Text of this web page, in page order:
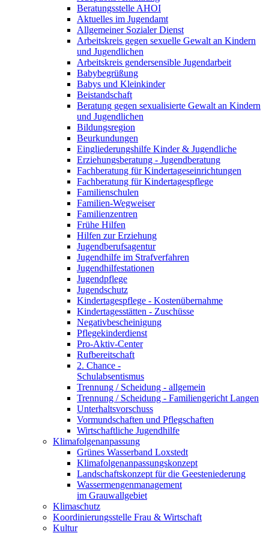
Beratungsstelle AHOI
Aktuelles im Jugendamt
Allgemeiner Sozialer Dienst
Arbeitskreis gegen sexuelle Gewalt an Kindern
und Jugendlichen
Arbeitskreis gendersensible Jugendarbeit
Babybegrüßung
Babys und Kleinkinder
Beistandschaft
Beratung gegen sexualisierte Gewalt an Kindern
und Jugendlichen
Bildungsregion
Beurkundungen
Eingliederungshilfe Kinder & Jugendliche
Erziehungsberatung - Jugendberatung
Fachberatung für Kindertageseinrichtungen
Fachberatung für Kindertagespflege
Familienschulen
Familien-Wegweiser
Familienzentren
Frühe Hilfen
Hilfen zur Erziehung
Jugendberufsagentur
Jugendhilfe im Strafverfahren
Jugendhilfestationen
Jugendpflege
Jugendschutz
Kindertagespflege - Kostenübernahme
Kindertagesstätten - Zuschüsse
Negativbescheinigung
Pflegekinderdienst
Pro-Aktiv-Center
Rufbereitschaft
2. Chance -
Schulabsentismus
Trennung / Scheidung - allgemein
Trennung / Scheidung - Familiengericht Langen
Unterhaltsvorschuss
Vormundschaften und Pflegschaften
Wirtschaftliche Jugendhilfe
Klimafolgenanpassung
Grünes Wasserband Loxstedt
Klimafolgenanpassungskonzept
Landschaftskonzept für die Geesteniederung
Wassermengenmanagement
im Grauwallgebiet
Klimaschutz
Koordinierungsstelle Frau & Wirtschaft
Kultur